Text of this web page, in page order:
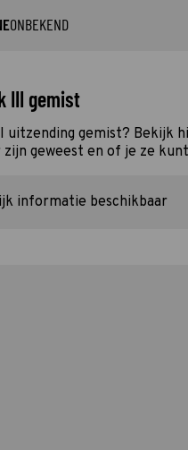
ONBEKEND
III gemist
uitzending gemist? Bekijk
zijn geweest en of je ze
informatie beschikbaar